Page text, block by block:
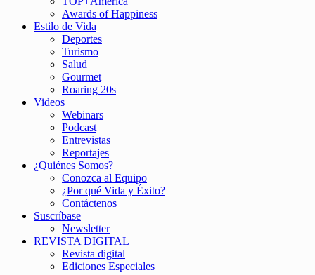
Awards of Happiness
Estilo de Vida
Deportes
Turismo
Salud
Gourmet
Roaring 20s
Videos
Webinars
Podcast
Entrevistas
Reportajes
¿Quiénes Somos?
Conozca al Equipo
¿Por qué Vida y Éxito?
Contáctenos
Suscríbase
Newsletter
REVISTA DIGITAL
Revista digital
Ediciones Especiales